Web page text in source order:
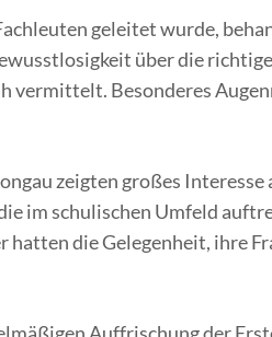
geleitet wurde,
über die
vermittelt. Besonderes
zeigten großes
im schulischen Umfeld
die Gelegenheit, ihre